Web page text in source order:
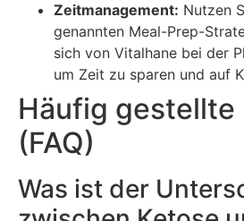
Zeitmanagement: Nutzen
genannten Meal-Prep-
sich von Vitalhane bei der
um Zeit zu sparen und auf
Häufig gestellte
(FAQ)
Was ist der